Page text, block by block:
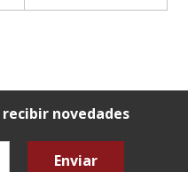
novedades
Enviar